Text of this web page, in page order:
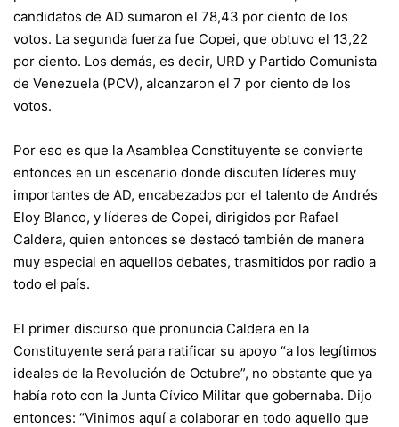
candidatos de AD sumaron el 78,43 por ciento de los
votos. La segunda fuerza fue Copei, que obtuvo el 13,22
por ciento. Los demás, es decir, URD y Partido Comunista
de Venezuela (PCV), alcanzaron el 7 por ciento de los
votos.
Por eso es que la Asamblea Constituyente se convierte
entonces en un escenario donde discuten líderes muy
importantes de AD, encabezados por el talento de Andrés
Eloy Blanco, y líderes de Copei, dirigidos por Rafael
Caldera, quien entonces se destacó también de manera
muy especial en aquellos debates, trasmitidos por radio a
todo el país.
El primer discurso que pronuncia Caldera en la
Constituyente será para ratificar su apoyo “a los legítimos
ideales de la Revolución de Octubre”, no obstante que ya
había roto con la Junta Cívico Militar que gobernaba. Dijo
entonces: “Vinimos aquí a colaborar en todo aquello que